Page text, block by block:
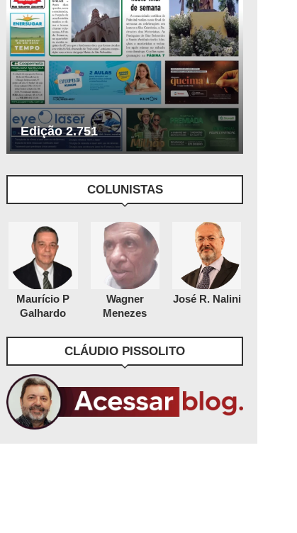
Edição 2.751
COLUNISTAS
Maurício P
Galhardo
Wagner
Menezes
José R. Nalini
CLÁUDIO PISSOLITO